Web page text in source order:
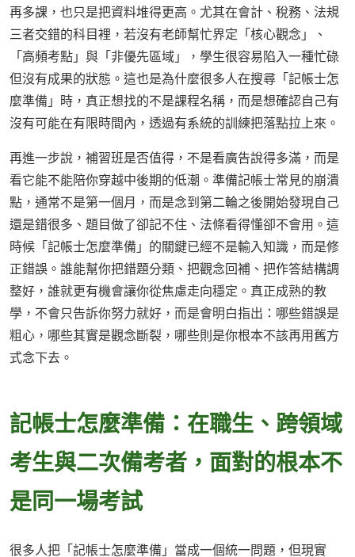
再多課，也只是把資料堆得更高。尤其在會計、稅務、法規
三者交錯的科目裡，若沒有老師幫忙界定「核心觀念」、
「高頻考點」與「非優先區域」，學生很容易陷入一種忙碌
但沒有成果的狀態。這也是為什麼很多人在搜尋「記帳士怎
麼準備」時，真正想找的不是課程名稱，而是想確認自己有
沒有可能在有限時間內，透過有系統的訓練把落點拉上來。
再進一步說，補習班是否值得，不是看廣告說得多滿，而是
看它能不能陪你穿越中後期的低潮。準備記帳士常見的崩潰
點，通常不是第一個月，而是念到第二輪之後開始發現自己
還是錯很多、題目做了卻記不住、法條看得懂卻不會用。這
時候「記帳士怎麼準備」的關鍵已經不是輸入知識，而是修
正錯誤。誰能幫你把錯題分類、把觀念回補、把作答結構調
整好，誰就更有機會讓你從焦慮走向穩定。真正成熟的教
學，不會只告訴你努力就好，而是會明白指出：哪些錯誤是
粗心，哪些其實是觀念斷裂，哪些則是你根本不該再用舊方
式念下去。
記帳士怎麼準備：在職生、跨領域
考生與二次備考者，面對的根本不
是同一場考試
很多人把「記帳士怎麼準備」當成一個統一問題，但現實